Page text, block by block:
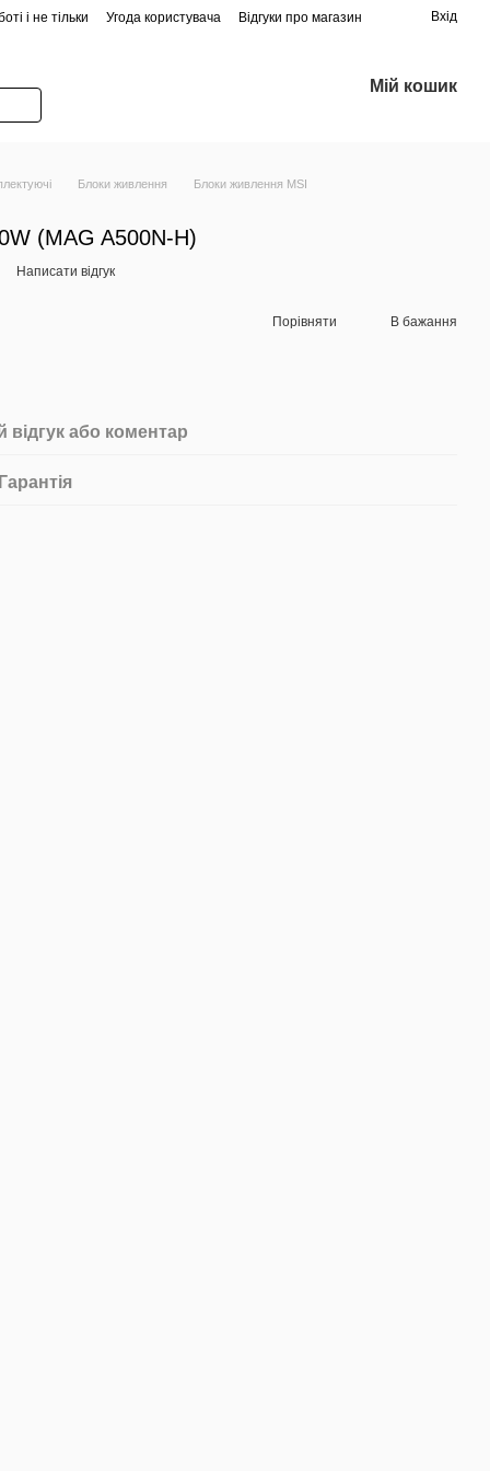
і не тільки Угода користувача Відгуки про магазин Вхід
Мій кошик
Блоки живлення
Блоки живлення MSI
(MAG A500N-H)
Написати відгук
Порівняти В бажання
відгук або коментар
Гарантія